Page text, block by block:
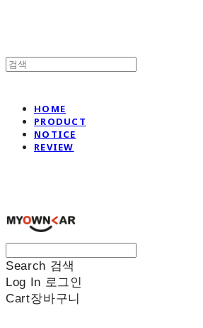
HOME
PRODUCT
NOTICE
REVIEW
Search 검색
Log In 로그인
Cart장바구니